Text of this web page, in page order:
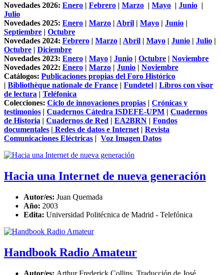
Novedades 2026: Enero | Febrero | Marzo | Mayo | Junio |
Julio
Novedades 2025: Enero | Marzo | Abril | Mayo | Junio |
Septiembre | Octubre
Novedades 2024: Febrero | Marzo | Abril | Mayo | Junio | Julio |
Octubre | Diciembre
Novedades 2023: Enero | Mayo | Junio | Octubre | Noviembre
Novedades 2022: Enero | Marzo | Junio | Noviembre
Catálogos: Publicaciones propias del Foro Histórico
| Bibliothèque nationale de France | Fundetel | Libros con visor
de lectura | Teléfonica
Colecciones: Ciclo de innovaciones propias | Crónicas y
testimonios | Cuadernos Cátedra ISDEFE-UPM | Cuadernos
de Historia | Cuadernos de Red | EA2BRN | Fondos
documentales | Redes de datos e Internet | Revista
Comunicaciones Eléctricas | Voz Imagen Datos
Hacia una Internet de nueva generación
Autor/es: Juan Quemada
Año: 2003
Edita: Universidad Politécnica de Madrid - Telefónica
Handbook Radio Amateur
Autor/es: Arthur Frederick Collins. Traducción de José